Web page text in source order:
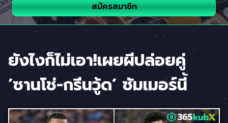
สมัครสมาชิก
ยังไงก็ไม่เอา!เผยผีปล่อยคู่
‘ซานโช่-กรีนวู้ด’ ซัมเมอร์นี้